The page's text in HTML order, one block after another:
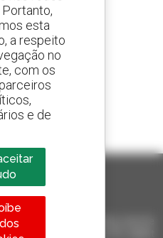
todo o mundo
telescópicos
é um manitou
contemporaneamente, ricevi le
Tutto questo dal tuo PC, tablet
esta
a respeito
no
com os
e de